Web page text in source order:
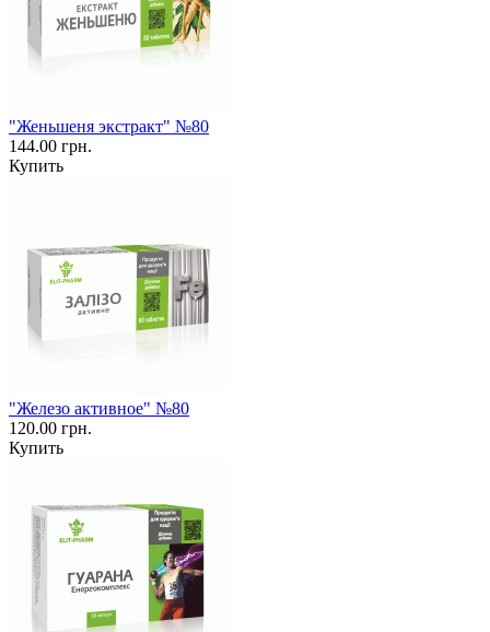
"Женьшеня экстракт" №80
144.00 грн.
Купить
"Железо активное" №80
120.00 грн.
Купить